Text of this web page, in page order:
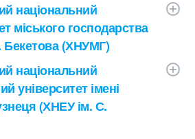
національний
міського господарства
Бекетова (ХНУМГ)
національний
університет імені
(ХНЕУ ім. С.